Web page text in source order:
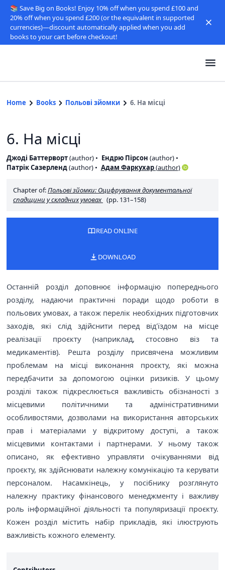
📚 Save Big on Books! Enjoy 10% off when you spend £100 and
20% off when you spend £200 (or the equivalent in supported
currencies)—discount automatically applied when you add
books to your cart before checkout!
Home Books Польові зйомки 6. На місці
6. На місці
Джоді Баттерворт(author) Ендрю Пірсон (author)
Патрік Сазерленд(author) Адам Фаркухар(author)
Chapter of:Польові зйомки: Оцифрування документальної
спадщини у складних умовах (pp. 131–158)
READ ONLINE
DOWNLOAD
Останній розділ доповнює інформацію попереднього
розділу, надаючи практичні поради щодо роботи в
польових умовах, а також перелік необхідних підготовчих
заходів, які слід здійснити перед від'їздом на місце
реалізації проєкту (наприклад, стосовно віз та
медикаментів). Решта розділу присвячена можливим
проблемам на місці виконання проєкту, які можна
передбачити за допомогою оцінки ризиків. У цьому
розділі також підкреслюється важливість обізнаності з
місцевими політичними та адміністративними
особливостями, дозволами на використання авторських
прав і матеріалами у відкритому доступі, а також
місцевими контактами і партнерами. У ньому також
описано, як ефективно управляти очікуваннями від
проєкту, як здійснювати належну комунікацію та керувати
персоналом. Насамкінець, у посібнику розглянуто
належну практику фінансового менеджменту і важливу
роль інформаційної діяльності та популяризації проєкту.
Кожен розділ містить набір прикладів, які ілюструють
важливість кожного елементу.